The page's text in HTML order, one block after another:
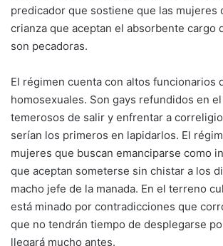
predicador que sostiene que las mujeres
crianza que aceptan el absorbente cargo
son pecadoras.
El régimen cuenta con altos funcionarios
homosexuales. Son gays refundidos en
temerosos de salir y enfrentar a
serían los primeros en lapidarlos. El
mujeres que buscan emanciparse como
que aceptan someterse sin chistar a los
macho jefe de la manada. En el terreno
está minado por contradicciones que
que no tendrán tiempo de desplegarse
llegará mucho antes.